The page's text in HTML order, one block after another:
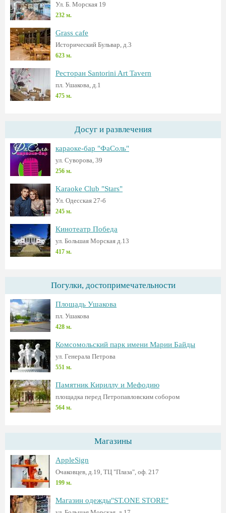
Ул. Б. Морская 19
232 м.
Grass cafe
Исторический Бульвар, д.3
623 м.
Ресторан Santorini Art Tavern
пл. Ушакова, д.1
475 м.
Досуг и развлечения
караоке-бар "ФаСоль"
ул. Суворова, 39
256 м.
Karaoke Club "Stars"
Ул. Одесская 27-б
245 м.
Кинотеатр Победа
ул. Большая Морская д.13
417 м.
Погулки, достопримечательности
Площадь Ушакова
пл. Ушакова
428 м.
Комсомольский парк имени Марии Байды
ул. Генерала Петрова
551 м.
Памятник Кириллу и Мефодию
площадка перед Петропавловским собором
564 м.
Магазины
AppleSign
Очаковцев, д.19, ТЦ "Плаза", оф. 217
199 м.
Магазин одежды"ST.ONE STORE"